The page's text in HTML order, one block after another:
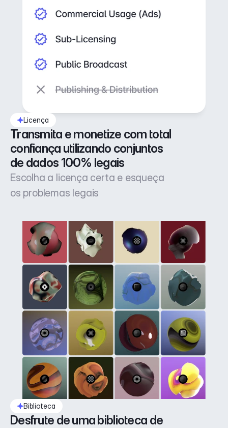
Licença
Transmita e monetize com total
confiança utilizando conjuntos
de dados 100% legais
Escolha a licença certa e esqueça
os problemas legais
Biblioteca
Desfrute de uma biblioteca de